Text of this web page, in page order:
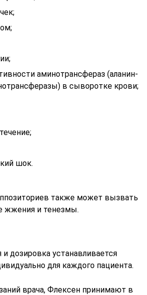
аминотрансфераз (аланин-
в сыворотке крови;
шок.
также может вызвать
жжения и тенезмы.
дозировка устанавливается
для каждого пациента.
врача, Флексен принимают в